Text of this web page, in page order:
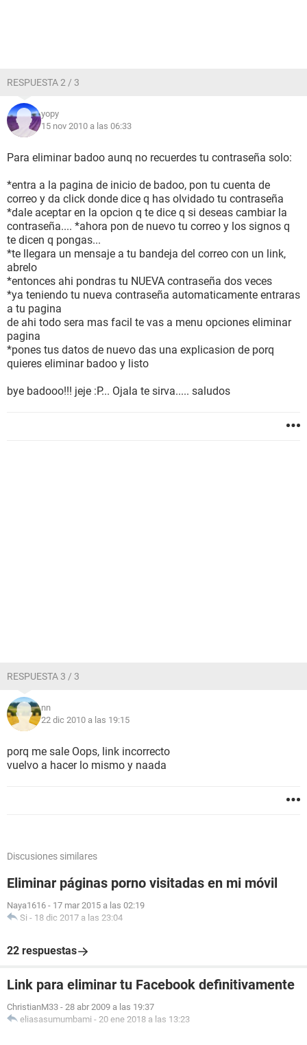
RESPUESTA 2 / 3
yopy
15 nov 2010 a las 06:33
Para eliminar badoo aunq no recuerdes tu contraseña solo:
*entra a la pagina de inicio de badoo, pon tu cuenta de
correo y da click donde dice q has olvidado tu contraseña
*dale aceptar en la opcion q te dice q si deseas cambiar la
contraseña.... *ahora pon de nuevo tu correo y los signos q
te dicen q pongas...
*te llegara un mensaje a tu bandeja del correo con un link,
abrelo
*entonces ahi pondras tu NUEVA contraseña dos veces
*ya teniendo tu nueva contraseña automaticamente entraras
a tu pagina
de ahi todo sera mas facil te vas a menu opciones eliminar
pagina
*pones tus datos de nuevo das una explicasion de porq
quieres eliminar badoo y listo
bye badooo!!! jeje :P... Ojala te sirva..... saludos
RESPUESTA 3 / 3
nn
22 dic 2010 a las 19:15
porq me sale Oops, link incorrecto
vuelvo a hacer lo mismo y naada
Discusiones similares
Eliminar páginas porno visitadas en mi móvil
Naya1616 - 17 mar 2015 a las 02:19
Si - 18 dic 2017 a las 23:04
22 respuestas
Link para eliminar tu Facebook definitivamente
ChristianM33 - 28 abr 2009 a las 19:37
eliasasumumbami - 20 ene 2018 a las 13:23